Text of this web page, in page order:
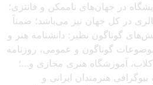
در جهان‌های ناممکن و فانتزی؛
در کل جهان نیز می‌باشد؛ ضمناً
گوناگون نظیر: دانشنامه هنر و
موضوعات گوناگون و عمومی، روزنامه
آموزشگاه هنری مجازی و…؛
هنرمندان ایرانی و